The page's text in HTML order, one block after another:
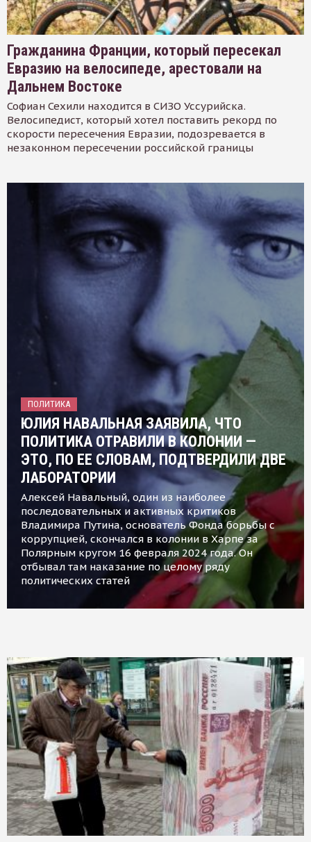
Гражданина Франции, который пересекал
Евразию на велосипеде, арестовали на
Дальнем Востоке
Софиан Сехили находится в СИЗО Уссурийска.
Велосипедист, который хотел поставить рекорд по
скорости пересечения Евразии, подозревается в
незаконном пересечении российской границы
ПОЛИТИКА
ЮЛИЯ НАВАЛЬНАЯ ЗАЯВИЛА, ЧТО
ПОЛИТИКА ОТРАВИЛИ В КОЛОНИИ —
ЭТО, ПО ЕЕ СЛОВАМ, ПОДТВЕРДИЛИ ДВЕ
ЛАБОРАТОРИИ
Алексей Навальный, один из наиболее
последовательных и активных критиков
Владимира Путина, основатель Фонда борьбы с
коррупцией, скончался в колонии в Харпе за
Полярным кругом 16 февраля 2024 года. Он
отбывал там наказание по целому ряду
политических статей